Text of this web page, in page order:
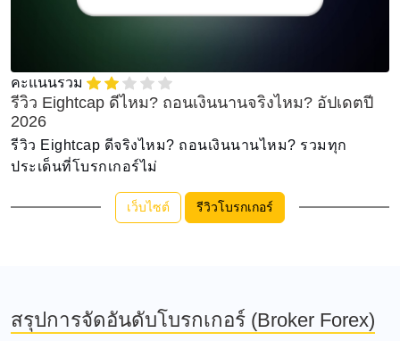
คะแนนรวม
รีวิว Eightcap ดีไหม? ถอนเงินนานจริงไหม? อัปเดตปี
2026
รีวิว Eightcap ดีจริงไหม? ถอนเงินนานไหม? รวมทุก
ประเด็นที่โบรกเกอร์ไม่
เว็บไซต์ รีวิวโบรกเกอร์
สรุปการจัดอันดับโบรกเกอร์ (Broker Forex)